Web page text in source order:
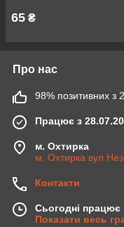
65 ₴
Про нас
98% позитивних з
Працює з
м. Охтирка
м. Охтирка вул
Контакти
Сьогодні працює
Показати весь